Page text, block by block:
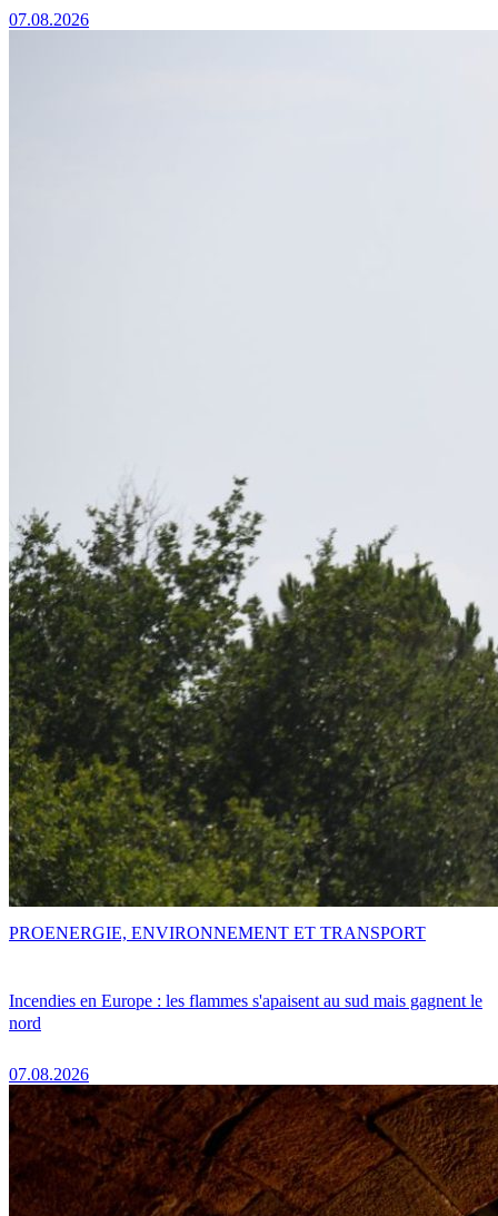
07.08.2026
Incendies en Europe : les flammes s'apaisent au sud mais gagnent le
nord
07.08.2026
PROENERGIE, ENVIRONNEMENT ET TRANSPORT